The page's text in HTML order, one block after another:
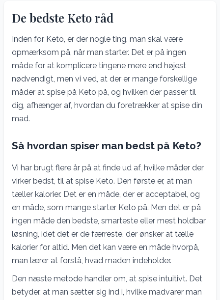
De bedste Keto råd
Inden for Keto, er der nogle ting, man skal være
opmærksom på, når man starter. Det er på ingen
måde for at komplicere tingene mere end højest
nødvendigt, men vi ved, at der er mange forskellige
måder at spise på Keto på, og hvilken der passer til
dig, afhænger af, hvordan du foretrækker at spise din
mad.
Så hvordan spiser man bedst på Keto?
Vi har brugt flere år på at finde ud af, hvilke måder der
virker bedst, til at spise Keto. Den første er, at man
tæller kalorier. Det er en måde, der er acceptabel, og
en måde, som mange starter Keto på. Men det er på
ingen måde den bedste, smarteste eller mest holdbar
løsning, idet det er de færreste, der ønsker at tælle
kalorier for altid. Men det kan være en måde hvorpå,
man lærer at forstå, hvad maden indeholder.
Den næste metode handler om, at spise intuitivt. Det
betyder, at man sætter sig ind i, hvilke madvarer man